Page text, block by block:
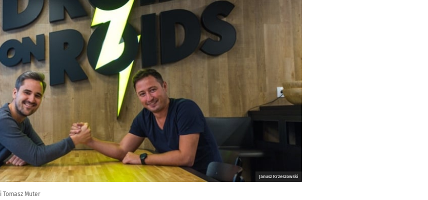
Janusz Krzeszowski
Tomasz Muter